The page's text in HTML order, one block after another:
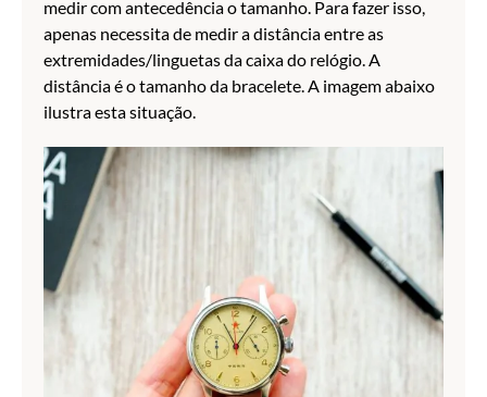
medir com antecedência o tamanho. Para fazer isso,
apenas necessita de medir a distância entre as
extremidades/linguetas da caixa do relógio. A
distância é o tamanho da bracelete. A imagem abaixo
ilustra esta situação.